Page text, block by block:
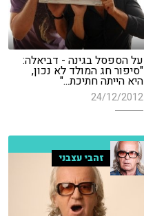
על הספסל בגינה - דביאלה:
"סיפור חג המולד לא נכון,
היא הייתה חתיכת..."
24/12/2012
זהבי עצבני